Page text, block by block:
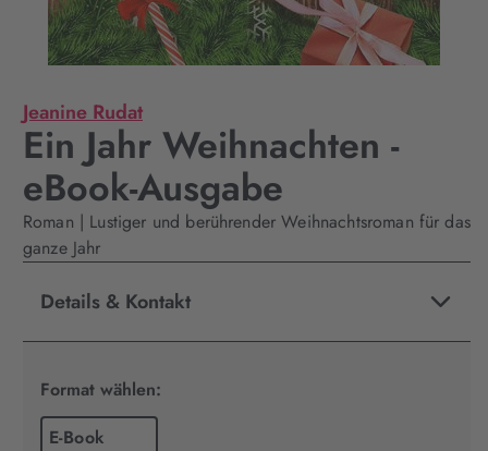
Jeanine Rudat
Ein Jahr Weihnachten -
eBook-Ausgabe
Roman | Lustiger und berührender Weihnachtsroman für das
ganze Jahr
Details & Kontakt
Format wählen:
E-Book